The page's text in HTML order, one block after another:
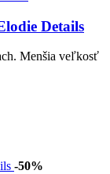
Details
Menšia veľkosť
-50%